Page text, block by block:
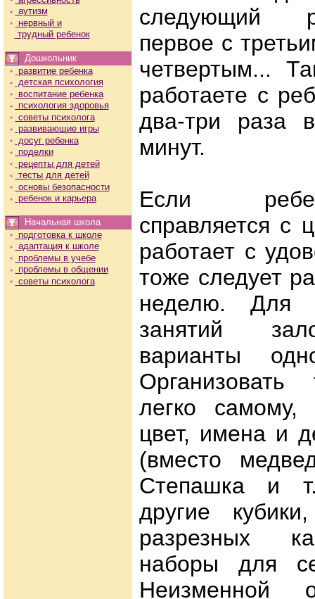
аутизм
нервный и
трудный ребенок
Дошкольник
развитие ребенка
детская психология
воспитание ребенка
психология здоровья
советы психолога
развивающие игры
досуг ребенка
поделки
рецепты для детей
тесты для детей
основы безопасности
ребенок и карьера
Начальная школа
подготовка к школе
адаптация к школе
проблемы в учебе
проблемы в общении
советы психолога
следующий
первое с
четвертым...
работаете с
два-три раза
минут.
Если
справляется с
работает с
тоже следует
неделю. Для
занятий
варианты
легко
цвет, имена и
(вместо
Степашка и
другие
разрезных
наборы для
Неизменной